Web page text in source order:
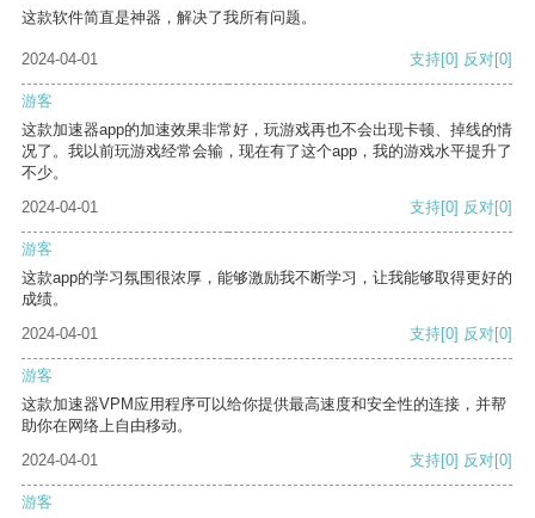
这款软件简直是神器，解决了我所有问题。
2024-04-01 支持[0] 反对[0]
游客
这款加速器app的加速效果非常好，玩游戏再也不会出现卡顿、掉线的情
况了。我以前玩游戏经常会输，现在有了这个app，我的游戏水平提升了
不少。
2024-04-01
支持[0] 反对[0]
游客
这款app的学习氛围很浓厚，能够激励我不断学习，让我能够取得更好的
成绩。
2024-04-01
支持[0] 反对[0]
游客
这款加速器VPM应用程序可以给你提供最高速度和安全性的连接，并帮
助你在网络上自由移动。
2024-04-01
支持[0] 反对[0]
游客